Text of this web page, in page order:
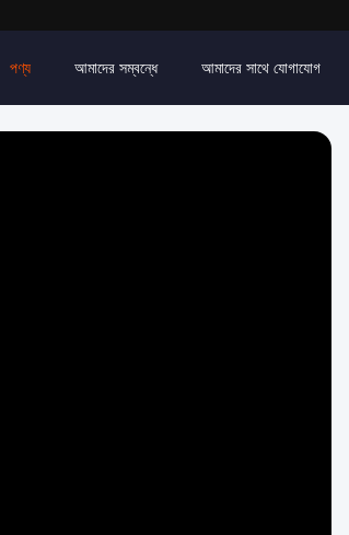
পণ্য আমাদের সম্বন্ধে আমাদের সাথে যোগাযোগ